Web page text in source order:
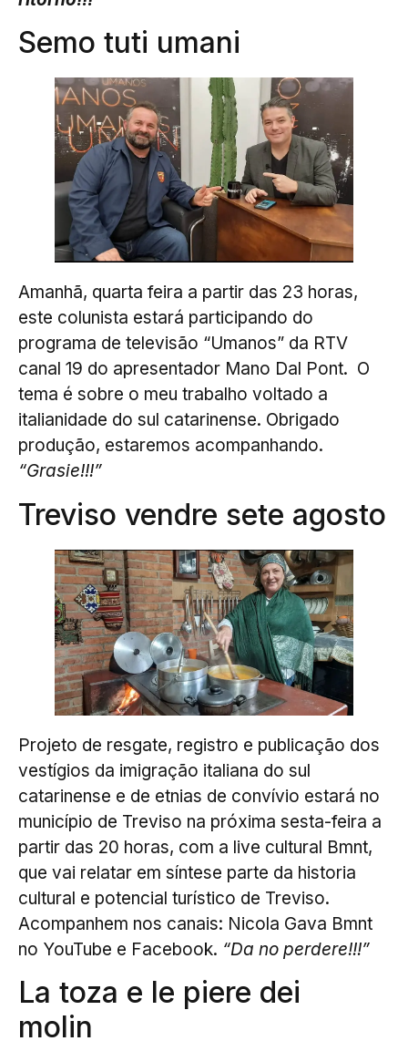
Semo tuti umani
Amanhã, quarta feira a partir das 23 horas,
este colunista estará participando do
programa de televisão “Umanos” da RTV
canal 19 do apresentador Mano Dal Pont. O
tema é sobre o meu trabalho voltado a
italianidade do sul catarinense. Obrigado
produção, estaremos acompanhando.
“Grasie!!!”
Treviso vendre sete agosto
Projeto de resgate, registro e publicação dos
vestígios da imigração italiana do sul
catarinense e de etnias de convívio estará no
município de Treviso na próxima sesta-feira a
partir das 20 horas, com a live cultural Bmnt,
que vai relatar em síntese parte da historia
cultural e potencial turístico de Treviso.
Acompanhem nos canais: Nicola Gava Bmnt
no YouTube e Facebook. “Da no perdere!!!”
La toza e le piere dei
molin